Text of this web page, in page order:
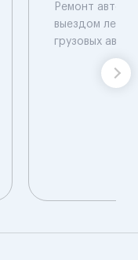
Ремонт
выездом
грузовых авто